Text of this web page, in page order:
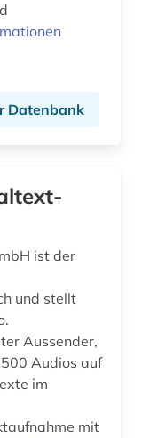
Datenbank
ist der
und stellt
Aussender,
Audios auf
im
mit